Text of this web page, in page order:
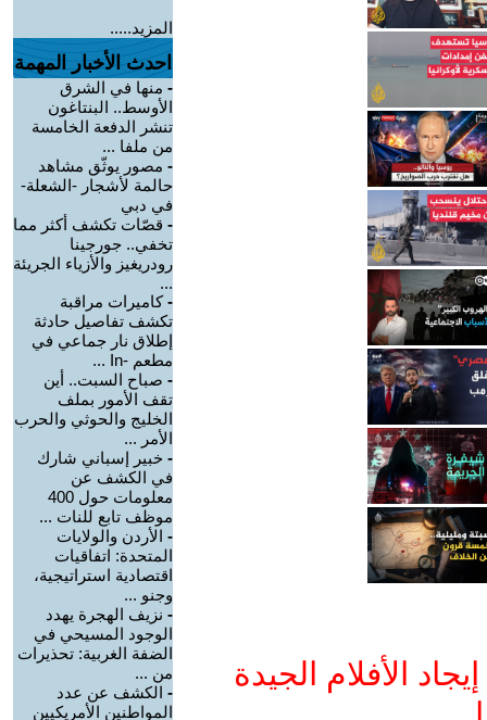
الأفلام الجيدة
المزيد.....
احدث الأخبار المهمة
- منها في الشرق
الأوسط.. البنتاغون
تنشر الدفعة الخامسة
من ملفا ...
- مصور يوثّق مشاهد
حالمة لأشجار -الشعلة-
في دبي
- قصّات تكشف أكثر مما
تخفي.. جورجينا
رودريغيز والأزياء الجريئة
...
-كاميرات مراقبة
تكشف تفاصيل حادثة
إطلاق نار جماعي في
مطعم -In ...
- صباح السبت.. أين
تقف الأمور بملف
الخليج والحوثي والحرب
الأمر ...
- خبير إسباني شارك
في الكشف عن
معلومات حول 400
موظف تابع للنات ...
- الأردن والولايات
المتحدة: اتفاقيات
اقتصادية استراتيجية،
وجنو ...
- نزيف الهجرة يهدد
الوجود المسيحي في
الضفة الغربية: تحذيرات
من ...
- الكشف عن عدد
المواطنين الأمريكيين